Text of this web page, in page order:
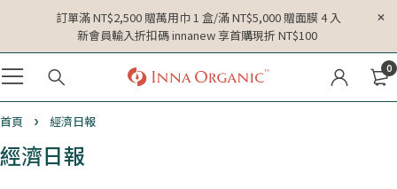
訂單滿 NT$2,500 贈萬用巾 1 盒/滿 NT$5,000 贈面膜 4 入
新會員輸入折扣碼 innanew 享首購現折 NT$100
0
首頁 經濟日報
經濟日報